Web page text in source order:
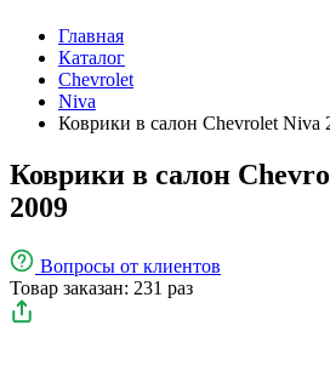
Главная
Каталог
Chevrolet
Niva
Коврики в салон Chevrolet Niva
Коврики в салон
2009
Вопросы от клиентов
Товар заказан: 231 раз